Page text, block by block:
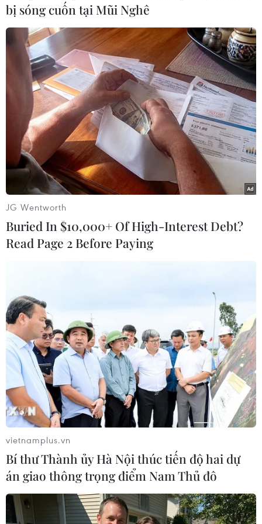
Biểu tượng tập đoàn Chevron tại một trạm xăng ở El Segundo,
Một trong những yếu tố thúc đẩy các hoạt động
sáp nhập trong năm 2023 là nhu cầu dầu khí
Trong hai năm qua, nhu cầu dầu mỏ toàn cầu
tăng thêm khoảng 2,3 triệu thùng/ngày, lên tới
101,7 triệu thùng/ngày.
Trong khi đó, nhiều tập đoàn "đứng ngồi không
yên" trong tình trạng tăng trưởng kinh tế toàn
cầu có xu hướng chậm lại, đi kèm với các chính
sách của Chính phủ Mỹ về hạn chế sử dụng
nhiên liệu hóa thạch và giá dầu thế giới lao dốc
trong những tháng gần đây.
Giá dầu thô trung bình trong năm 2023 ở mức
khoảng 83 USD/1 thùng, giảm so với mức trung
bình 99 USD/1 thùng trong năm 2022.
Ngoài ra, nhiều tập đoàn phải gánh thêm chi
bị sóng cuốn tại Mũi Nghê
JG Wentworth
Buried In $10,000+ Of High-Interest Debt?
Read Page 2 Before Paying
vietnamplus.vn
Bí thư Thành ủy Hà Nội thúc tiến độ hai dự
án giao thông trọng điểm Nam Thủ đô